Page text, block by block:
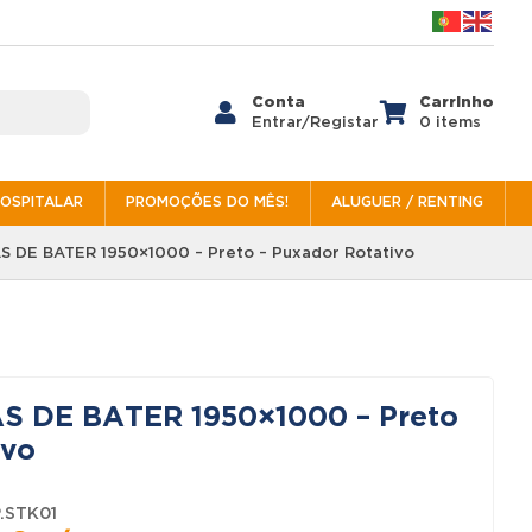

Conta
Entrar/Registar 
Carrinho
0 items
PROMOÇÕES DO MÊS! ALUGUER / RENTING
DE BATER 1950×1000 – Preto – Puxador Rotativo
DE BATER 1950×1000 – Preto